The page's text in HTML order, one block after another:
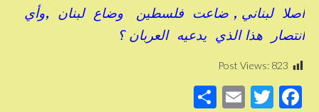
أصلا لبناني , ضاعت فلسطين وضاع لبنان ,وأي
انتصار هذا الذي يدعيه العربان ؟
Post Views: 823
F
T
E